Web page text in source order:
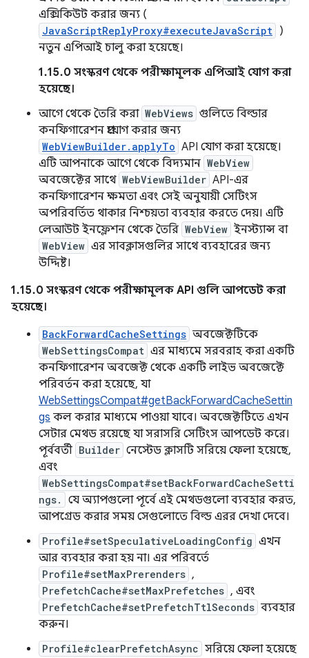
এক্সিকিউট করার জন্য (
JavaScriptReplyProxy#executeJavaScript )
নতুন এপিআই চালু করা হয়েছে।
1.15.0 সংস্করণ থেকে পরীক্ষামূলক এপিআই যোগ করা
হয়েছে।
আগে থেকে তৈরি করা WebViews গুলিতে বিল্ডার
কনফিগারেশন প্রয়োগ করার জন্য
WebViewBuilder.applyTo API যোগ করা হয়েছে।
এটি আপনাকে আগে থেকে বিদ্যমান WebView
অবজেক্টের সাথে WebViewBuilder API-এর
কনফিগারেশন ক্ষমতা এবং সেই অনুযায়ী সেটিংস
অপরিবর্তিত থাকার নিশ্চয়তা ব্যবহার করতে দেয়। এটি
লেআউট ইনফ্লেশন থেকে তৈরি WebView ইনস্ট্যান্স বা
WebView এর সাবক্লাসগুলির সাথে ব্যবহারের জন্য
উদ্দিষ্ট।
1.15.0 সংস্করণ থেকে পরীক্ষামূলক API গুলি আপডেট করা
হয়েছে।
BackForwardCacheSettings অবজেক্টটিকে
WebSettingsCompat এর মাধ্যমে সরবরাহ করা একটি
কনফিগারেশন অবজেক্ট থেকে একটি লাইভ অবজেক্টে
পরিবর্তন করা হয়েছে, যা
WebSettingsCompat#getBackForwardCacheSettin
gs কল করার মাধ্যমে পাওয়া যাবে। অবজেক্টটিতে এখন
সেটার মেথড রয়েছে যা সরাসরি সেটিংস আপডেট করে।
পূর্ববর্তী Builder নেস্টেড ক্লাসটি সরিয়ে ফেলা হয়েছে,
এবং
WebSettingsCompat#setBackForwardCacheSetti
ngs.
যে অ্যাপগুলো পূর্বে এই মেথডগুলো ব্যবহার করত,
আপগ্রেড করার সময় সেগুলোতে বিল্ড এরর দেখা দেবে।
Profile#setSpeculativeLoadingConfig এখন
আর ব্যবহার করা হয় না। এর পরিবর্তে
Profile#setMaxPrerenders ,
PrefetchCache#setMaxPrefetches , এবং
PrefetchCache#setPrefetchTtlSeconds ব্যবহার
করুন।
Profile#clearPrefetchAsync সরিয়ে ফেলা হয়েছে